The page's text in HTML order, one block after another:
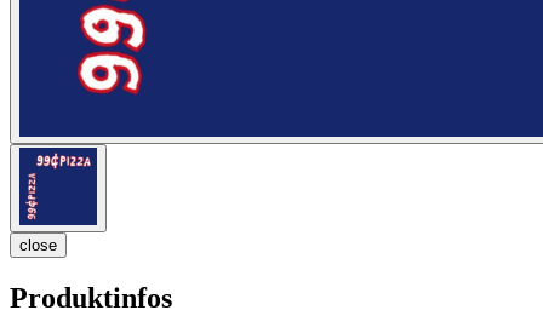
close
Produktinfos